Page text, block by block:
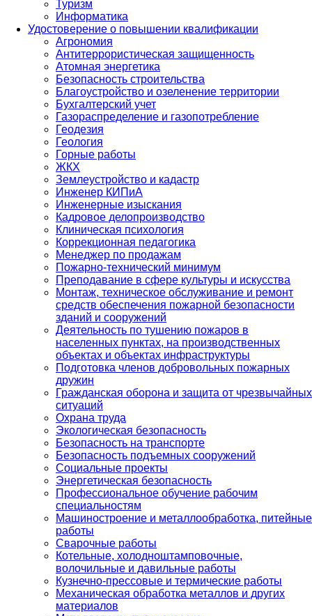
Туризм
Информатика
Удостоверение о повышении квалификации
Агрономия
Антитеррористическая защищенность
Атомная энергетика
Безопасность строительства
Благоустройство и озеленение территории
Бухгалтерский учет
Газораспределение и газопотребление
Геодезия
Геология
Горные работы
ЖКХ
Землеустройство и кадастр
Инженер КИПиА
Инженерные изыскания
Кадровое делопроизводство
Клиническая психология
Коррекционная педагогика
Менеджер по продажам
Пожарно-технический минимум
Преподавание в сфере культуры и искусства
Монтаж, техническое обслуживание и ремонт
средств обеспечения пожарной безопасности
зданий и сооружений
Деятельность по тушению пожаров в
населенных пунктах, на производственных
объектах и объектах инфраструктуры
Подготовка членов добровольных пожарных
дружин
Гражданская оборона и защита от чрезвычайных
ситуаций
Охрана труда
Экологическая безопасность
Безопасность на транспорте
Безопасность подъемных сооружений
Социальные проекты
Энергетическая безопасность
Профессиональное обучение рабочим
специальностям
Машиностроение и металлообработка, питейные
работы
Сварочные работы
Котельные, холодноштамповочные,
волочильные и давильные работы
Кузнечно-прессовые и термические работы
Механическая обработка металлов и других
материалов